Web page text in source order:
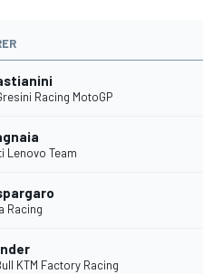
Racing MotoGP
Lenovo Team
Racing
KTM Factory Racing